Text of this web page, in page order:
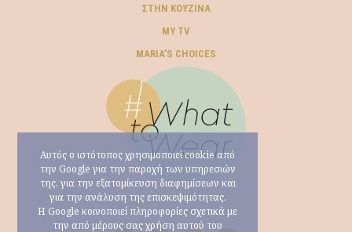
ΣΤΗΝ ΚΟΥΖΊΝΑ
MY TV
ΜARIA’S CHOICES
Αυτός ο ιστότοπος χρησιμοποιεί cookie από
την Google για την παροχή των υπηρεσιών
της, για την εξατομίκευση διαφημίσεων και
για την ανάλυση της επισκεψιμότητας.
Η Google κοινοποιεί πληροφορίες σχετικά με
την από μέρους σας χρήση αυτού του